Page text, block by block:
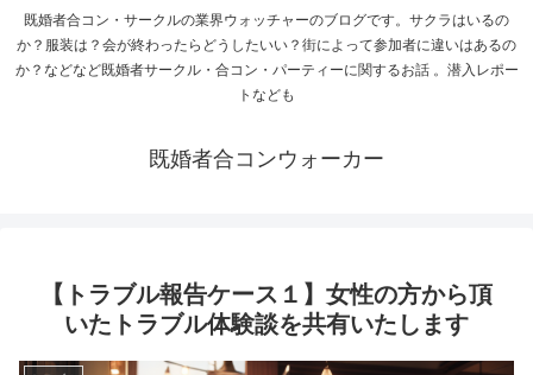
既婚者合コン・サークルの業界ウォッチャーのブログです。サクラはいるの
か？服装は？会が終わったらどうしたいい？街によって参加者に違いはあるの
か？などなど既婚者サークル・合コン・パーティーに関するお話 。潜入レポー
トなども
既婚者合コンウォーカー
【トラブル報告ケース１】女性の方から頂
いたトラブル体験談を共有いたします